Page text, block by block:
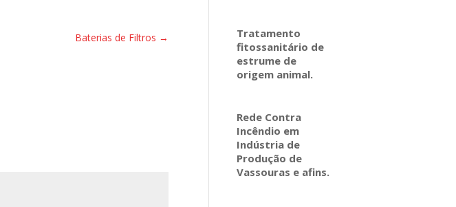
Baterias de Filtros →
Tratamento
fitossanitário de
estrume de
origem animal.
Rede Contra
Incêndio em
Indústria de
Produção de
Vassouras e afins.